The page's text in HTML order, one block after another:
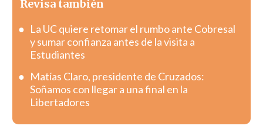
Revisa también
La UC quiere retomar el rumbo ante Cobresal
y sumar confianza antes de la visita a
Estudiantes
Matías Claro, presidente de Cruzados:
Soñamos con llegar a una final en la
Libertadores